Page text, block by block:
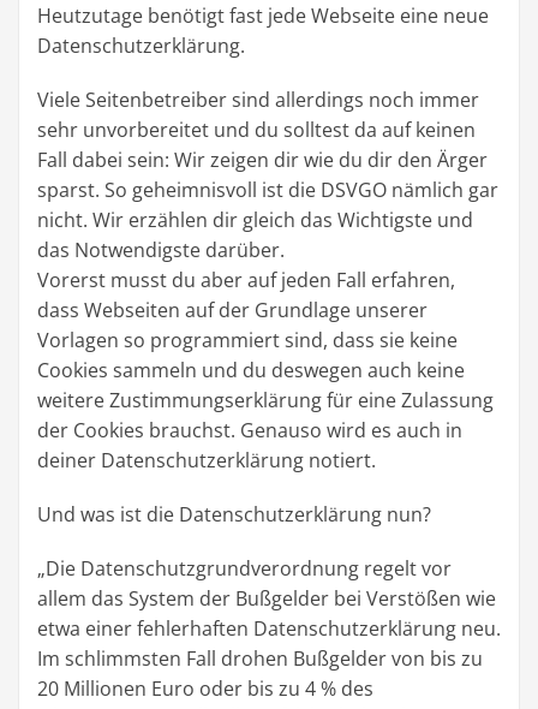
Heutzutage benötigt fast jede Webseite eine neue
Datenschutzerklärung.
Viele Seitenbetreiber sind allerdings noch immer
sehr unvorbereitet und du solltest da auf keinen
Fall dabei sein: Wir zeigen dir wie du dir den Ärger
sparst. So geheimnisvoll ist die DSVGO nämlich gar
nicht. Wir erzählen dir gleich das Wichtigste und
das Notwendigste darüber.
Vorerst musst du aber auf jeden Fall erfahren,
dass Webseiten auf der Grundlage unserer
Vorlagen so programmiert sind, dass sie keine
Cookies sammeln und du deswegen auch keine
weitere Zustimmungserklärung für eine Zulassung
der Cookies brauchst. Genauso wird es auch in
deiner Datenschutzerklärung notiert.
Und was ist die Datenschutzerklärung nun?
„Die Datenschutzgrundverordnung regelt vor
allem das System der Bußgelder bei Verstößen wie
etwa einer fehlerhaften Datenschutzerklärung neu.
Im schlimmsten Fall drohen Bußgelder von bis zu
20 Millionen Euro oder bis zu 4 % des